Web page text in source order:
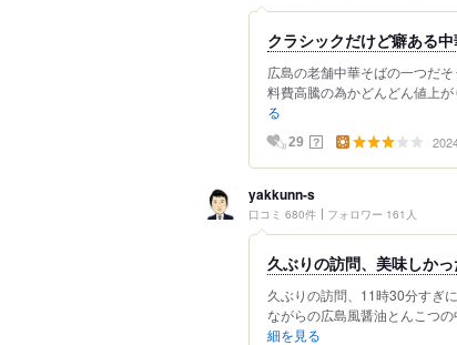
クラシックだけど癖ある
広島の老舗中華そばの一つだ
料費高騰の為かどんどん値上
る
29 ？
yakkunn-s
口コミ 680件 フォロワー 161人
久ぶりの訪問、美味しか
久ぶりの訪問、11時30分すぎ
ながらの広島風醤油とんこつ
細を見る